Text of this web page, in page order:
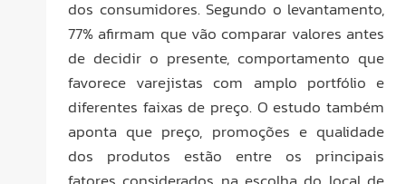
dos consumidores. Segundo o levantamento,
77% afirmam que vão comparar valores antes
de decidir o presente, comportamento que
favorece varejistas com amplo portfólio e
diferentes faixas de preço. O estudo também
aponta que preço, promoções e qualidade
dos produtos estão entre os principais